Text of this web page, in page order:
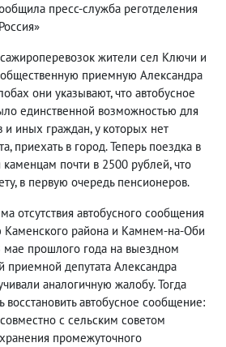
пресс-служба реготделения
жители сел Ключи и
приемную Александра
они указывают, что автобусное
единственной возможностью для
и иных граждан, у которых нет
приехать в город. Теперь поездка в
почти в 2500 рублей, что
в первую очередь пенсионеров.
отсутствия автобусного сообщения
Каменского района и Камнем-на-Оби
мае прошлого года на выездном
приемной депутата Александра
аналогичную жалобу. Тогда
автобусное сообщение:
с сельским советом
промежуточного